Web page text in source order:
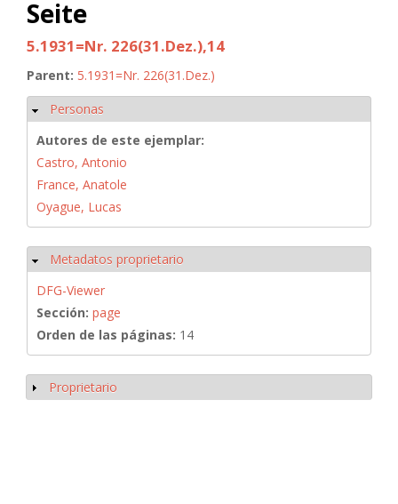
Seite
5.1931=Nr. 226(31.Dez.),14
Parent: 5.1931=Nr. 226(31.Dez.)
Ocultar
Personas
Autores de este ejemplar:
Castro, Antonio
France, Anatole
Oyague, Lucas
Ocultar
Metadatos proprietario
DFG-Viewer
Sección: page
Orden de las páginas: 14
Mostrar
Proprietario